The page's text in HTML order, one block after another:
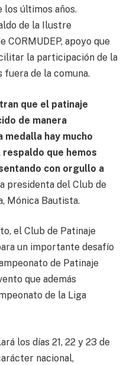
los últimos años.
de la Ilustre
CORMUDEP, apoyo que
la participación de la
de la comuna.
que el patinaje
de manera
hay mucho
que hemos
con orgullo a
presidenta del Club de
Mónica Bautista.
el Club de Patinaje
un importante desafío
de Patinaje
que además
de la Liga
los días 21, 22 y 23 de
nacional,